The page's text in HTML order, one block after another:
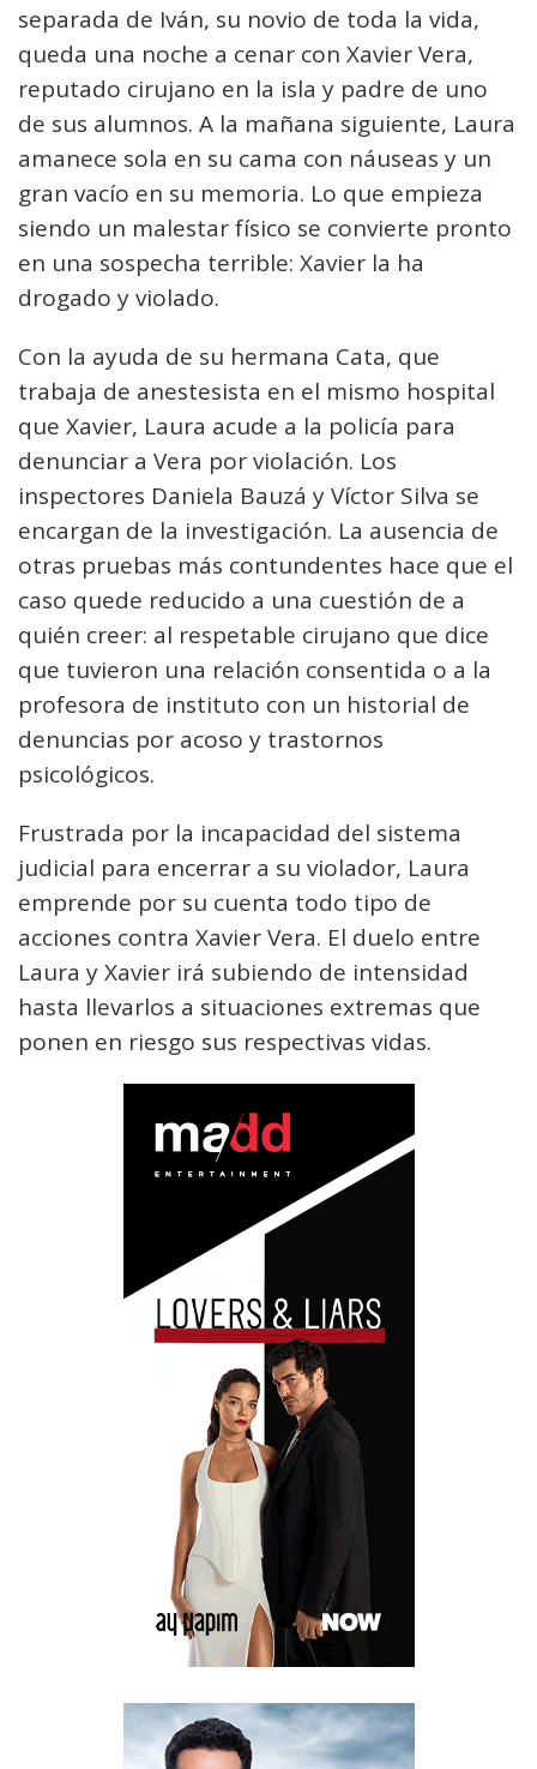
separada de Iván, su novio de toda la vida,
queda una noche a cenar con Xavier Vera,
reputado cirujano en la isla y padre de uno
de sus alumnos. A la mañana siguiente, Laura
amanece sola en su cama con náuseas y un
gran vacío en su memoria. Lo que empieza
siendo un malestar físico se convierte pronto
en una sospecha terrible: Xavier la ha
drogado y violado.
Con la ayuda de su hermana Cata, que
trabaja de anestesista en el mismo hospital
que Xavier, Laura acude a la policía para
denunciar a Vera por violación. Los
inspectores Daniela Bauzá y Víctor Silva se
encargan de la investigación. La ausencia de
otras pruebas más contundentes hace que el
caso quede reducido a una cuestión de a
quién creer: al respetable cirujano que dice
que tuvieron una relación consentida o a la
profesora de instituto con un historial de
denuncias por acoso y trastornos
psicológicos.
Frustrada por la incapacidad del sistema
judicial para encerrar a su violador, Laura
emprende por su cuenta todo tipo de
acciones contra Xavier Vera. El duelo entre
Laura y Xavier irá subiendo de intensidad
hasta llevarlos a situaciones extremas que
ponen en riesgo sus respectivas vidas.